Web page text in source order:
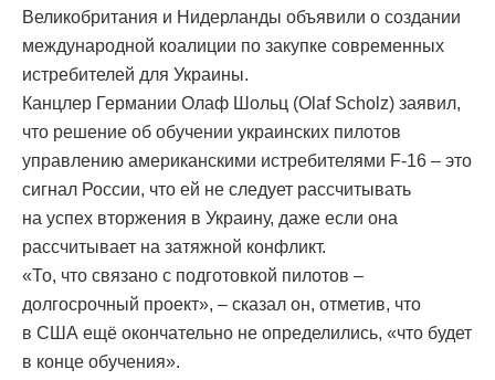
Великобритания и Нидерланды объявили о создании
международной коалиции по закупке современных
истребителей для Украины.
Канцлер Германии Олаф Шольц (Olaf Scholz) заявил,
что решение об обучении украинских пилотов
управлению американскими истребителями F-16 – это
сигнал России, что ей не следует рассчитывать
на успех вторжения в Украину, даже если она
рассчитывает на затяжной конфликт.
«То, что связано с подготовкой пилотов –
долгосрочный проект», – сказал он, отметив, что
в США ещё окончательно не определились, «что будет
в конце обучения».